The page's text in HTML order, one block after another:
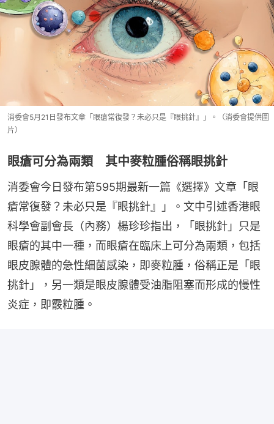
消委會5月21日發布文章「眼瘡常復發？未必只是『眼挑針』」。（消委會提供圖
片）
眼瘡可分為兩類 其中麥粒腫俗稱眼挑針
消委會今日發布第595期最新一篇《選擇》文章「眼
瘡常復發？未必只是『眼挑針』」。文中引述香港眼
科學會副會長（內務）楊珍珍指出，「眼挑針」只是
眼瘡的其中一種，而眼瘡在臨床上可分為兩類，包括
眼皮腺體的急性細菌感染，即麥粒腫，俗稱正是「眼
挑針」，另一類是眼皮腺體受油脂阻塞而形成的慢性
炎症，即霰粒腫。